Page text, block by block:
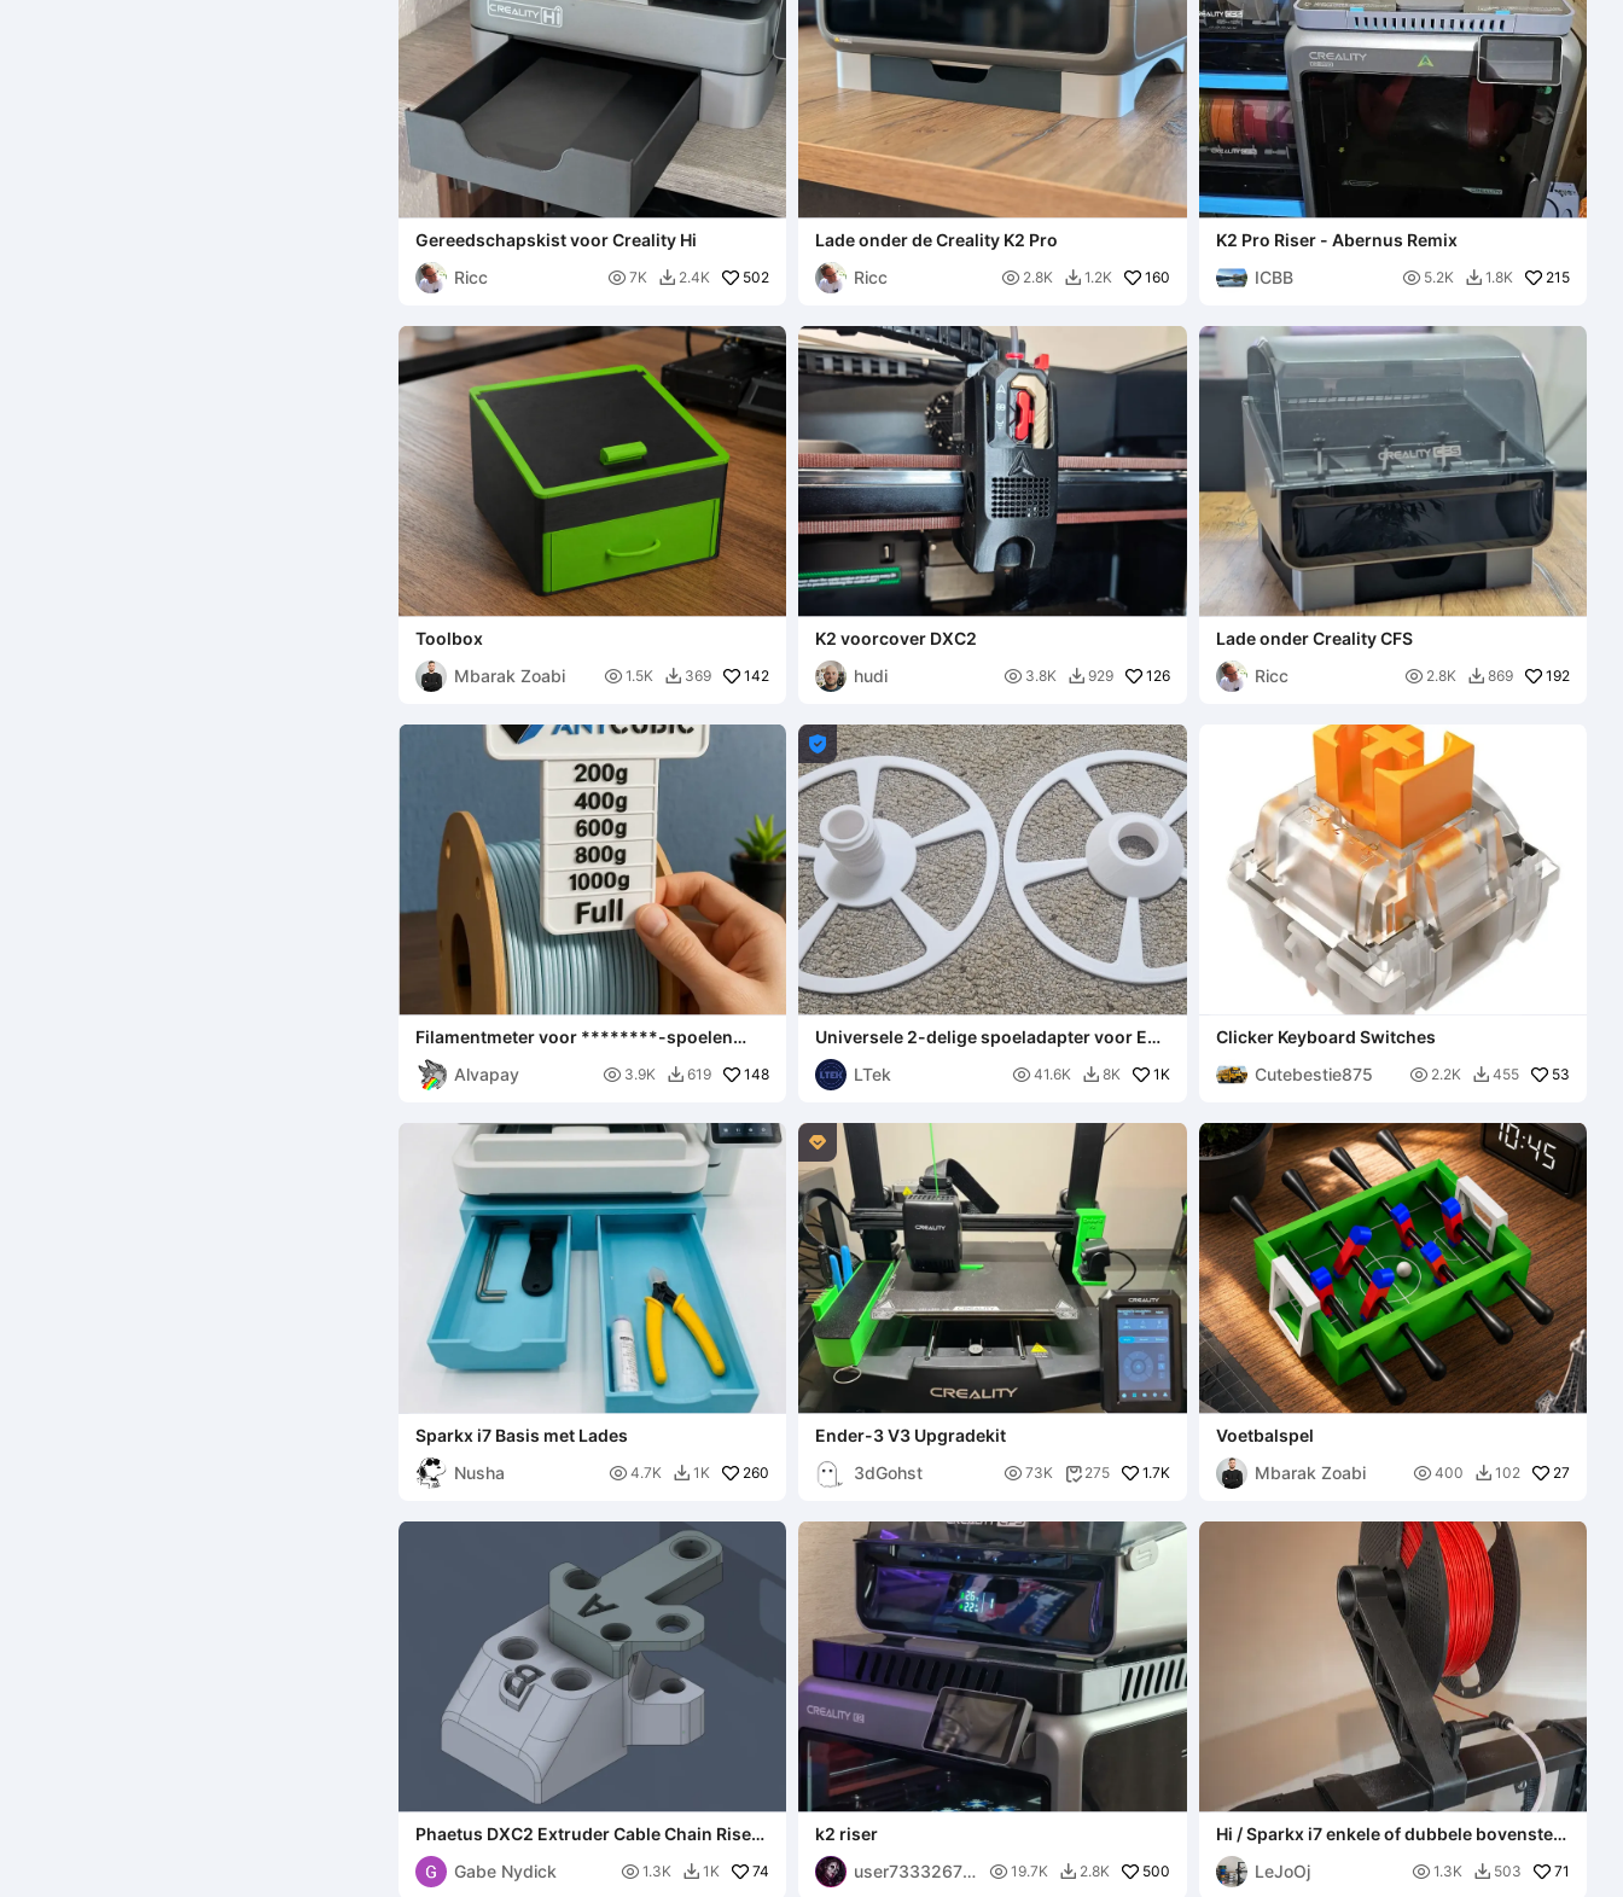
Gereedschapskist voor Creality Hi
Ricc
 7K  2.4K 502
Lade onder de Creality K2 Pro
Ricc
 2.8K  1.2K 160
K2 Pro Riser - Abernus Remix
ICBB
 5.2K  1.8K 215
Toolbox
Mbarak Zoabi
 1.5K  369 142
K2 voorcover DXC2
hudi
 3.8K  929 126
Lade onder Creality CFS
Ricc
 2.8K  869 192
Filamentmeter voor ********-spoelen
meerkleurig
Alvapay
 3.9K  619 148

Universele 2-delige spoeladapter voor ELK
formaat mini- of navulspoel
LTek
 41.6K  8K 1K
Clicker Keyboard Switches
Cutebestie875
 2.2K  455 53
Sparkx i7 Basis met Lades
Nusha
 4.7K  1K 260

Ender-3 V3 Upgradekit
3dGohst
 73K  275 1.7K
Voetbalspel
Mbarak Zoabi
 400  102 27
Phaetus DXC2 Extruder Cable Chain Riser
for Creality K2 Plus
Gabe Nydick
 1.3K  1K 74
k2 riser
user73332678
 19.7K  2.8K 500
Hi / Sparkx i7 enkele of dubbele bovenste
spoelhouder
LeJoOj
 1.3K  503 71